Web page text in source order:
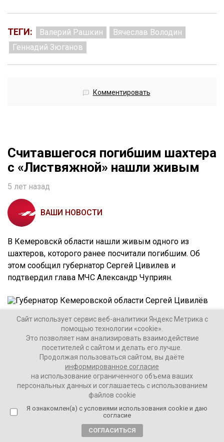
ТЕГИ: Валерий Рашкин
Вячеслав Володин
Геннадий Зюганов
Комментировать
Считавшегося погибшим шахтера
с «Листвяжной» нашли живым
5 лет назад
ВАШИ НОВОСТИ
В Кемеровскй области нашли живым одного из
шахтеров, которого ранее посчитали погибшим. Об
этом сообщил губернатор Сергей Цивилев и
подтвердил глава МЧС Александр Чуприян.
Губернатор Кемеровской области Сергей Цивилёв. Фото:
– В шахте «Листвяжная» найден живой человек.
Его везут в больницу, – сообщил Цивилев.
Сайт использует сервис веб-аналитики Яндекс Метрика с
помощью технологии «cookie».
Это позволяет нам анализировать взаимодействие
посетителей с сайтом и делать его лучше.
Продолжая пользоваться сайтом, вы даёте
информированное согласие
на использование ограниченного объема ваших
персональных данных и соглашаетесь с использованием
файлов cookie
Я ознакомлен(а) с условиями использования cookie и даю
согласие
СОГЛАСИТЬСЯ